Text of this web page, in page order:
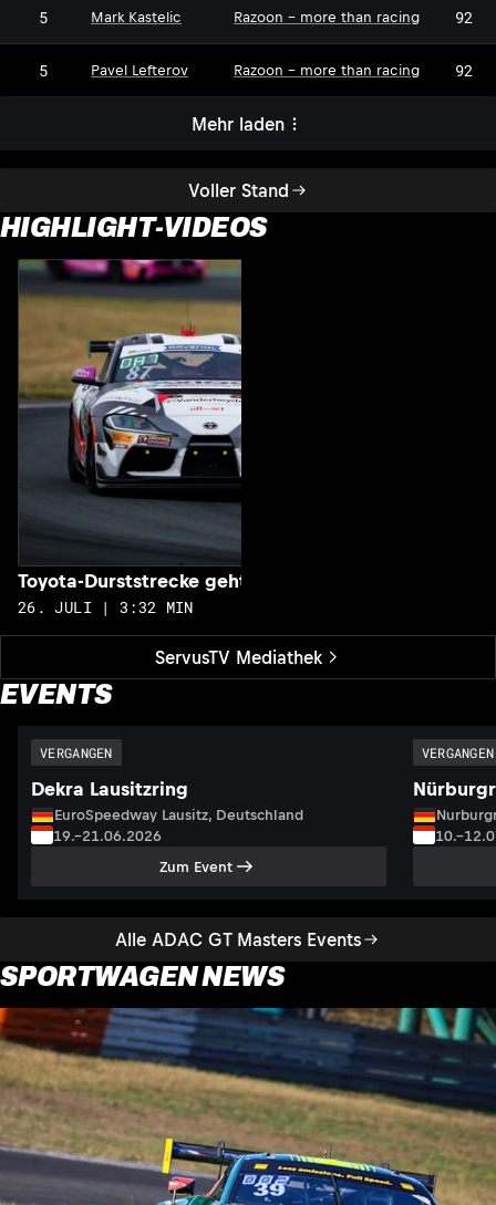
Voller Stand
5 Mark Kastelic Razoon - more than racing 92
5 Pavel Lefterov Razoon - more than racing 92
Mehr laden
HIGHLIGHT-VIDEOS
ServusTV Mediathek
Toyota-Durststrecke geht zu Ende
26. JULI | 3:32 MIN
EVENTS
Alle ADAC GT Masters Events
VERGANGEN
Dekra Lausitzring
EuroSpeedway Lausitz, Deutschland
19.–21.06.2026
Zum Event
VERGANGEN
SPORTWAGEN NEWS